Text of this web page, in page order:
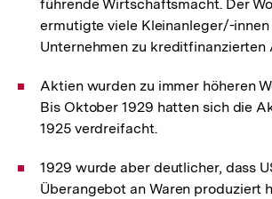
führende Wirtschaftsmacht. Der
ermutigte viele Kleinanleger/-innen
Unternehmen zu kreditfinanzierten
Aktien wurden zu immer höheren
Bis Oktober 1929 hatten sich die
1925 verdreifacht.
1929 wurde aber deutlicher, dass
Überangebot an Waren produziert